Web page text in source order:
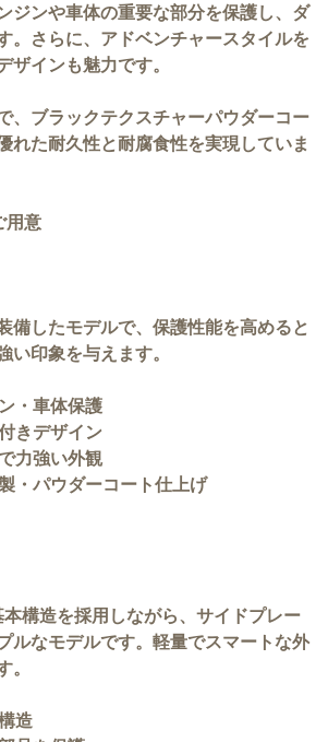
ジンや車体の重要な部分を保護し、ダ
。さらに、アドベンチャースタイルを
ザインも魅力です。
、ブラックテクスチャーパウダーコー
れた耐久性と耐腐食性を実現していま
用意
備したモデルで、保護性能を高めると
い印象を与えます。
・車体保護
きデザイン
力強い外観
・パウダーコート仕上げ
構造を採用しながら、サイドプレー
ルなモデルです。軽量でスマートな外
造